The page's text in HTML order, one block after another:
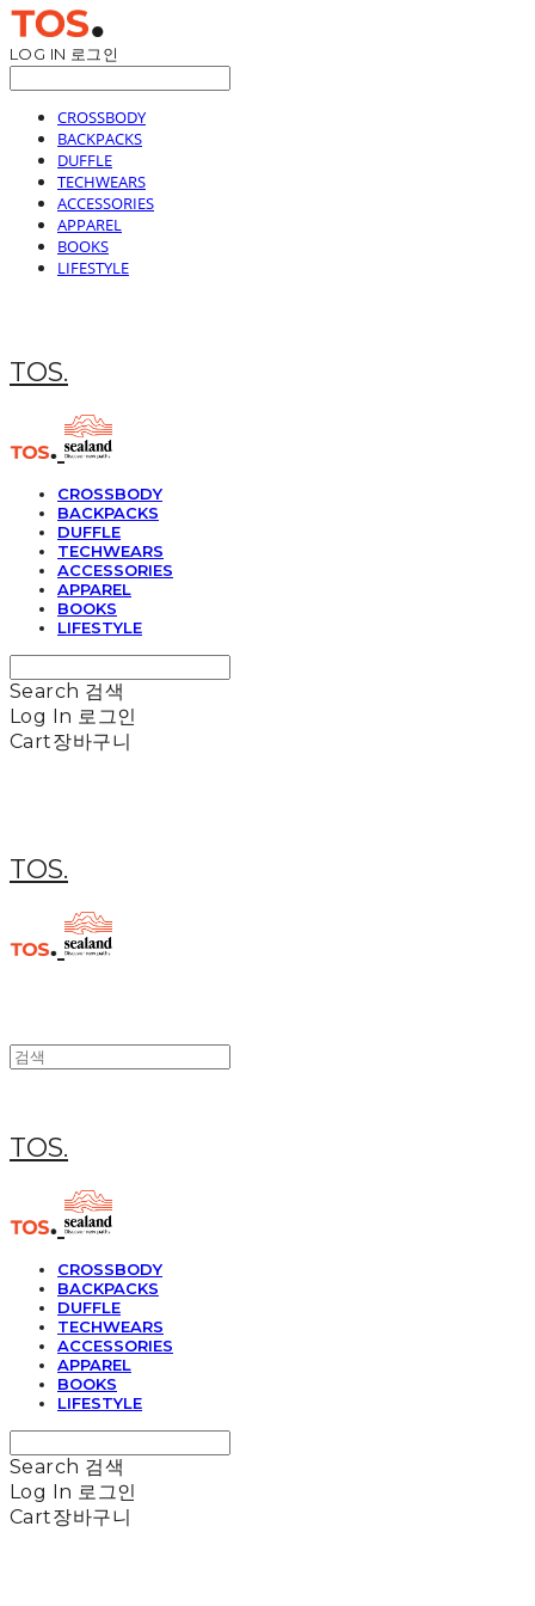
LOG IN 로그인
CROSSBODY
BACKPACKS
DUFFLE
TECHWEARS
ACCESSORIES
APPAREL
BOOKS
LIFESTYLE
TOS.
CROSSBODY
BACKPACKS
DUFFLE
TECHWEARS
ACCESSORIES
APPAREL
BOOKS
LIFESTYLE
Search 검색
Log In 로그인
Cart장바구니
TOS.
TOS.
CROSSBODY
BACKPACKS
DUFFLE
TECHWEARS
ACCESSORIES
APPAREL
BOOKS
LIFESTYLE
Search 검색
Log In 로그인
Cart장바구니